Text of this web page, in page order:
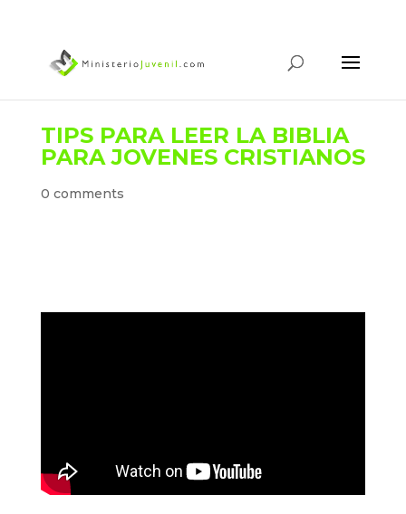
TIPS PARA LEER LA BIBLIA
PARA JOVENES CRISTIANOS
0 comments